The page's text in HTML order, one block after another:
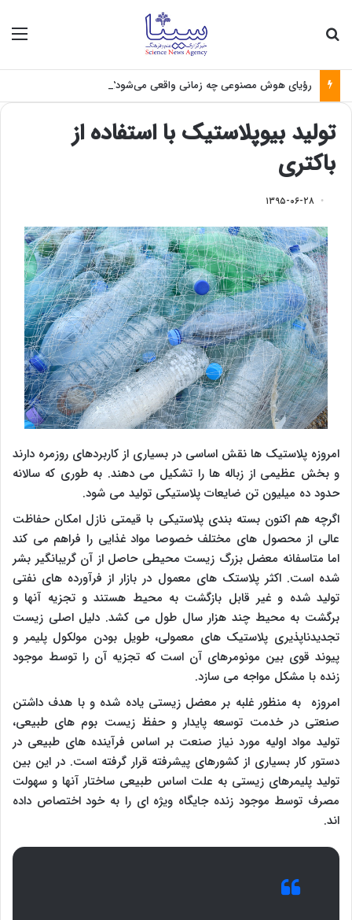
رؤیای هوش مصنوعی چه زمانی واقعی می‌شود؟
تولید بیوپلاستیک با استفاده از
باکتری
۱۳۹۵-۰۶-۲۸
امروزه پلاستیک ها نقش اساسی در بسیاری از کاربردهای روزمره دارند
و بخش عظیمی از زباله ها را تشکیل می دهند. به طوری که سالانه
حدود ده میلیون تن ضایعات پلاستیکی تولید می شود.
اگرچه هم اکنون بسته بندی پلاستیکی با قیمتی نازل امکان حفاظت
عالی از محصول های مختلف خصوصا مواد غذایی را فراهم می کند
اما متاسفانه معضل بزرگ زیست محیطی حاصل از آن گریبانگیر بشر
شده است. اکثر پلاستک های معمول در بازار از فرآورده های نفتی
تولید شده و غیر قابل بازگشت به محیط هستند و تجزیه آنها و
برگشت به محیط چند هزار سال طول می کشد. دلیل اصلی زیست
تجدیدناپذیری پلاستیک های معمولی، طویل بودن مولکول پلیمر و
پیوند قوی بین مونومرهای آن است که تجزیه آن را توسط موجود
زنده با مشکل مواجه می سازد.
امروزه به منظور غلبه بر معضل زیستی یاده شده و با هدف داشتن
صنعتی در خدمت توسعه پایدار و حفظ زیست بوم های طبیعی،
تولید مواد اولیه مورد نیاز صنعت بر اساس فرآینده های طبیعی در
دستور کار بسیاری از کشورهای پیشرفته قرار گرفته است. در این بین
تولید پلیمرهای زیستی به علت اساس طبیعی ساختار آنها و سهولت
مصرف توسط موجود زنده جایگاه ویژه ای را به خود اختصاص داده
اند.